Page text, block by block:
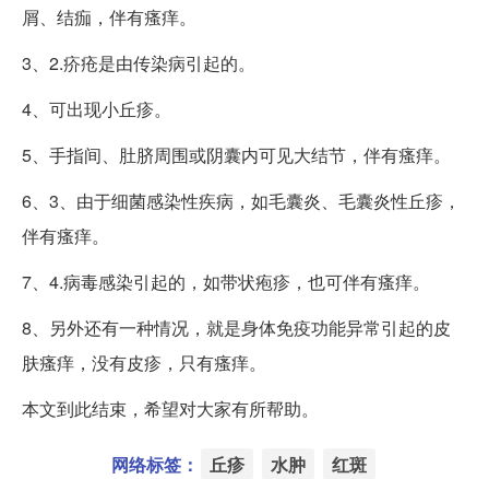
屑、结痂，伴有瘙痒。
3、2.疥疮是由传染病引起的。
4、可出现小丘疹。
5、手指间、肚脐周围或阴囊内可见大结节，伴有瘙痒。
6、3、由于细菌感染性疾病，如毛囊炎、毛囊炎性丘疹，
伴有瘙痒。
7、4.病毒感染引起的，如带状疱疹，也可伴有瘙痒。
8、另外还有一种情况，就是身体免疫功能异常引起的皮
肤瘙痒，没有皮疹，只有瘙痒。
本文到此结束，希望对大家有所帮助。
网络标签： 丘疹 水肿 红斑